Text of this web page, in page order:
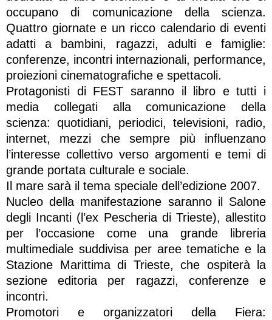
occupano di comunicazione della scienza.
Quattro giornate e un ricco calendario di eventi
adatti a bambini, ragazzi, adulti e famiglie:
conferenze, incontri internazionali, performance,
proiezioni cinematografiche e spettacoli.
Protagonisti di FEST saranno il libro e tutti i
media collegati alla comunicazione della
scienza: quotidiani, periodici, televisioni, radio,
internet, mezzi che sempre più influenzano
l’interesse collettivo verso argomenti e temi di
grande portata culturale e sociale.
Il mare sarà il tema speciale dell’edizione 2007.
Nucleo della manifestazione saranno il Salone
degli Incanti (l’ex Pescheria di Trieste), allestito
per l’occasione come una grande libreria
multimediale suddivisa per aree tematiche e la
Stazione Marittima di Trieste, che ospiterà la
sezione editoria per ragazzi, conferenze e
incontri.
Promotori e organizzatori della Fiera: